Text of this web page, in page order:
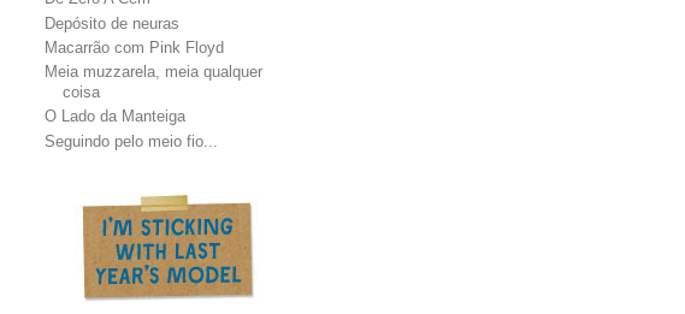
Depósito de neuras
Macarrão com Pink Floyd
Meia muzzarela, meia qualquer
coisa
O Lado da Manteiga
Seguindo pelo meio fio...